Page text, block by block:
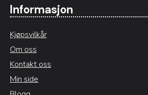
Informasjon
Kjøpsvilkår
Om oss
Kontakt oss
Min side